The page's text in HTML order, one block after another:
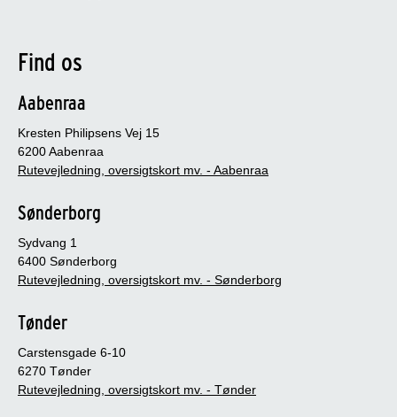
Find os
Aabenraa
Kresten Philipsens Vej 15
6200 Aabenraa
Rutevejledning, oversigtskort mv. - Aabenraa
Sønderborg
Sydvang 1
6400 Sønderborg
Rutevejledning, oversigtskort mv. - Sønderborg
Tønder
Carstensgade 6-10
6270 Tønder
Rutevejledning, oversigtskort mv. - Tønder